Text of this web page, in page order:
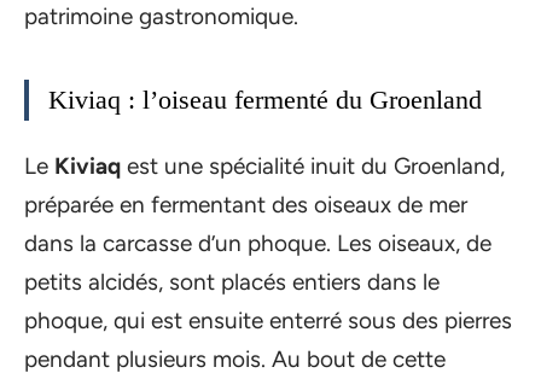
patrimoine gastronomique.
Kiviaq : l’oiseau fermenté du Groenland
Le Kiviaq est une spécialité inuit du Groenland,
préparée en fermentant des oiseaux de mer
dans la carcasse d’un phoque. Les oiseaux, de
petits alcidés, sont placés entiers dans le
phoque, qui est ensuite enterré sous des pierres
pendant plusieurs mois. Au bout de cette